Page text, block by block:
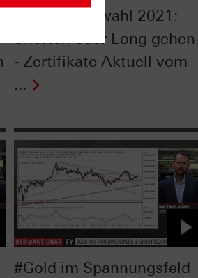
Bundestagswahl 2021:
Shorten oder Long
- Zertifikate Aktuell vom
...
#Gold im Spannungsfeld